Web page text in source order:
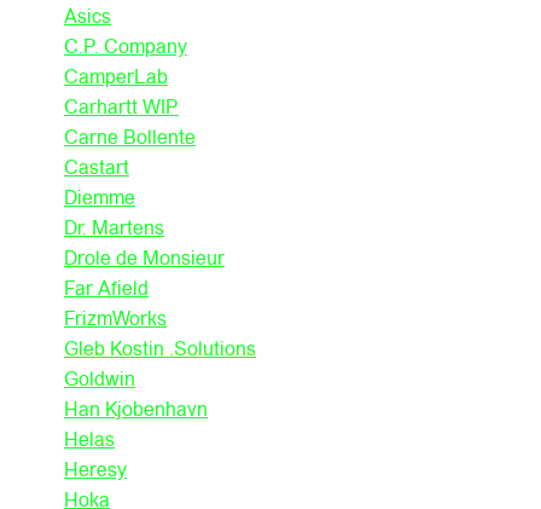
Asics
C.P. Company
CamperLab
Carhartt WIP
Carne Bollente
Castart
Diemme
Dr. Martens
Drole de Monsieur
Far Afield
FrizmWorks
Gleb Kostin .Solutions
Goldwin
Han Kjobenhavn
Helas
Heresy
Hoka